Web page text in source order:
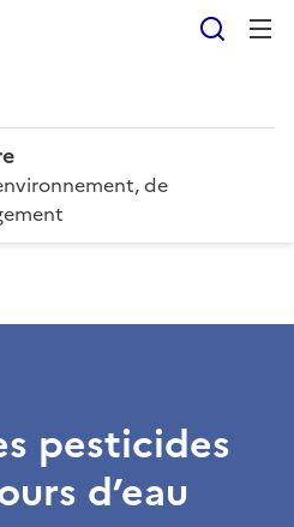
de
pesticides
d’eau